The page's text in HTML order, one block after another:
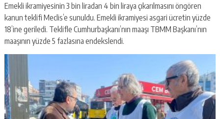
Emekli ikramiyesinin 3 bin liradan 4 bin liraya çıkarılmasını öngören
kanun teklifi Meclis’e sunuldu. Emekli ikramiyesi asgari ücretin yüzde
18’ine geriledi. Teklifle Cumhurbaşkanı’nın maaşı TBMM Başkanı’nın
maaşının yüzde 5 fazlasına endekslendi.